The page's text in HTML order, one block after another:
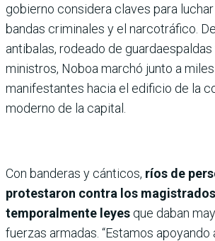
gobierno considera claves para
bandas criminales y el narcotráfico.
antibalas, rodeado de guardaespaldas
ministros, Noboa marchó junto a
manifestantes hacia el edificio de la
moderno de la capital.
Con banderas y cánticos, ríos de
protestaron contra los
temporalmente leyes que daban
fuerzas armadas. “Estamos